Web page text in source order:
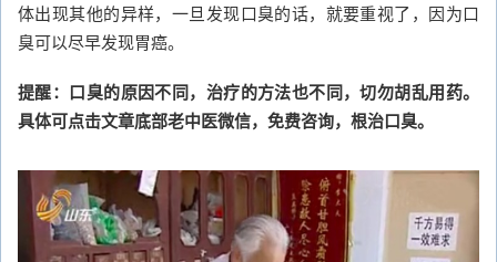
体出现其他的异样，一旦发现口臭的话，就要重视了，因为口
臭可以尽早发现胃癌。
提醒：口臭的原因不同，治疗的方法也不同，切勿胡乱用药。
具体可点击文章底部老中医微信，免费咨询，根治口臭。